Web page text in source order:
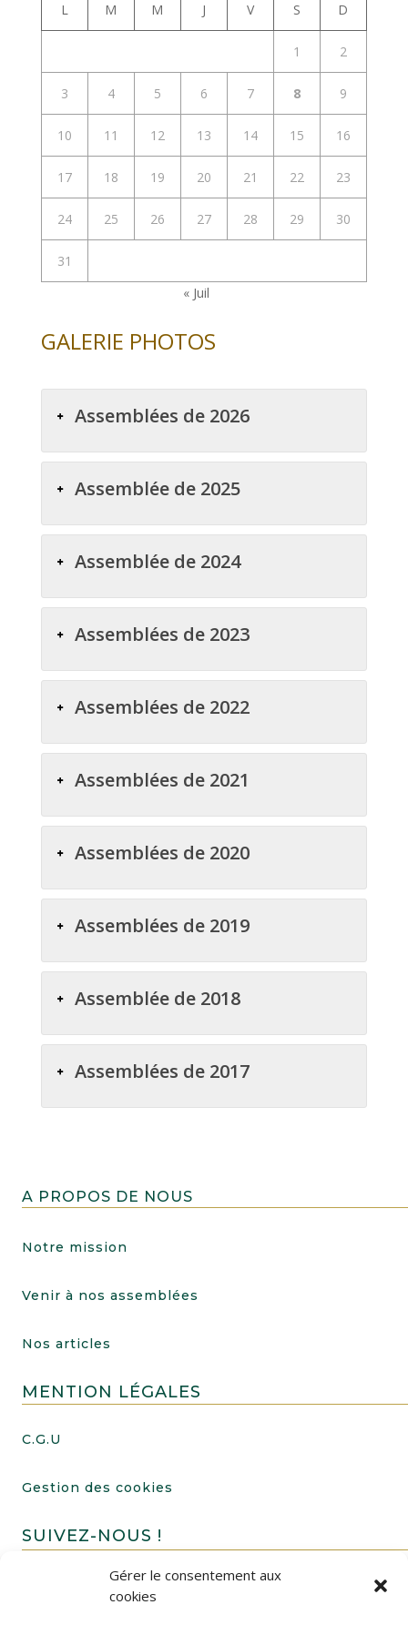
Gérer le consentement aux
cookies
L M M J V S D
1 2
3 4 5 6 7 8 9
10 11 12 13 14 15 16
17 18 19 20 21 22 23
24 25 26 27 28 29 30
31
« Juil
GALERIE PHOTOS
Assemblées de 2026
Assemblée de 2025
Assemblée de 2024
Assemblées de 2023
Assemblées de 2022
Assemblées de 2021
Assemblées de 2020
Assemblées de 2019
Assemblée de 2018
Assemblées de 2017
A PROPOS DE NOUS
Notre mission
Venir à nos assemblées
Nos articles
MENTION LÉGALES
C.G.U
Gestion des cookies
SUIVEZ-NOUS !